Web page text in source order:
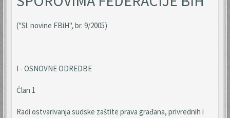
("Sl. novine FBiH", br. 9/2005)
I - OSNOVNE ODREDBE
Član 1
Radi ostvarivanja sudske zaštite prava građana, privrednih i